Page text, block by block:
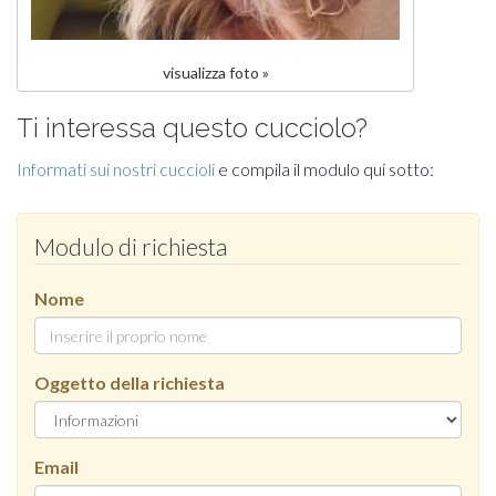
visualizza foto »
Ti interessa questo cucciolo?
Informati sui nostri cuccioli e compila il modulo qui sotto:
Modulo di richiesta
Nome
Oggetto della richiesta
Email